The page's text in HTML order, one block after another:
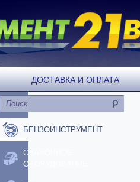
ДОСТАВКА И ОПЛАТА
БЕНЗОИНСТРУМЕНТ
СВАРОЧНОЕ
ОБОРУДОВАНИЕ